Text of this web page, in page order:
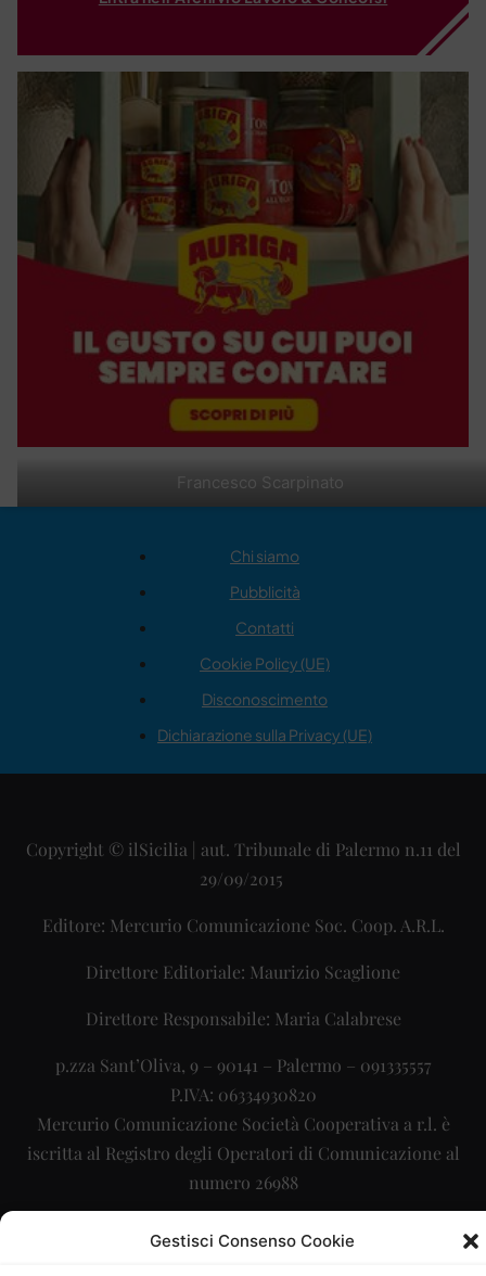
Gestisci Consenso Cookie
Francesco Scarpinato
Chi siamo
Pubblicità
Contatti
Cookie Policy (UE)
Disconoscimento
Dichiarazione sulla Privacy (UE)
Copyright © ilSicilia | aut. Tribunale di Palermo n.11 del
29/09/2015
Editore: Mercurio Comunicazione Soc. Coop. A.R.L.
Direttore Editoriale: Maurizio Scaglione
Direttore Responsabile: Maria Calabrese
p.zza Sant’Oliva, 9 – 90141 – Palermo – 091335557
P.IVA: 06334930820
Mercurio Comunicazione Società Cooperativa a r.l. è
iscritta al Registro degli Operatori di Comunicazione al
numero 26988
Sito gestito da La Digitale srl info@ladigitale.it